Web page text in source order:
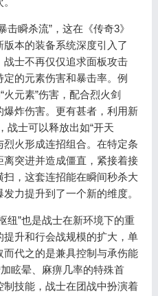
瞬杀流”，这在《传奇3》
本的装备系统深度引入了
战士不再仅仅追求面板攻击
的元素伤害和暴击率。例
火元素”伤害，配合烈火剑
炸伤害。更有甚者，利用新
战士可以释放出如“开天
烈火形成连招组合。在特定条
突进并造成僵直，紧接着接
扫，这套连招能在瞬间秒杀大
力提升到了一个新的维度。
”也是战士在新环境下的重
升和行会战规模的扩大，单
代之的是兼具控制与承伤能
眩晕、麻痹几率的特殊首
技能，战士在团战中扮演着